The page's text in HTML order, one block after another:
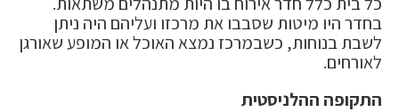
בחדר היו מיטות שסבבו את מרכזו ועליהם היה ניתן
לשבת בנוחות, כשבמרכז נמצא האוכל או המופע שאורגן
לאורחים.
התקופה ההלניסטית